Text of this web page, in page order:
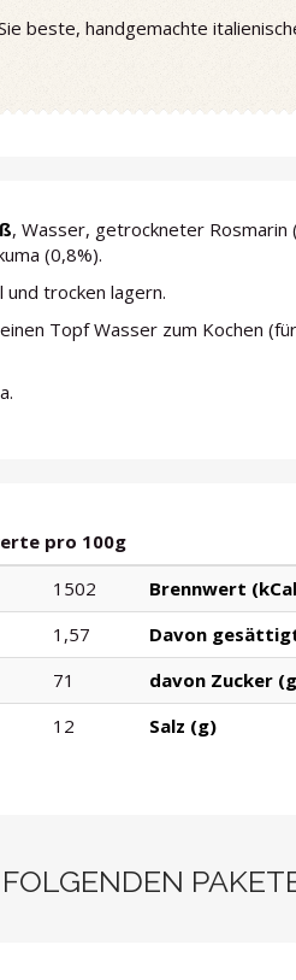
beste, handgemachte
, Wasser, getrockneter Rosmarin
(0,8%).
und trocken lagern.
Topf Wasser zum Kochen
pro 100g
1502 Brennwert
1,57 Davon
71 davon Zucker
12 Salz (g)